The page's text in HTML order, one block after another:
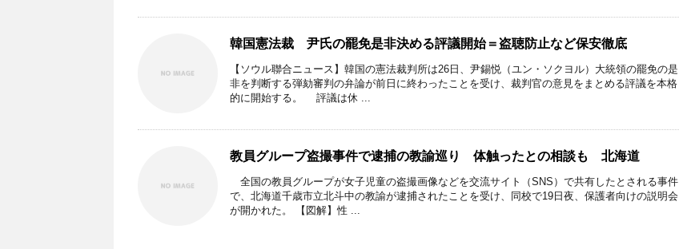
韓国憲法裁 尹氏の罷免是非決める評議開始＝盗聴防止など保安徹底
【ソウル聯合ニュース】韓国の憲法裁判所は26日、尹錫悦（ユン・ソクヨル）大統領の罷免の是
非を判断する弾劾審判の弁論が前日に終わったことを受け、裁判官の意見をまとめる評議を本格
的に開始する。 評議は休 ...
教員グループ盗撮事件で逮捕の教諭巡り 体触ったとの相談も 北海道
全国の教員グループが女子児童の盗撮画像などを交流サイト（SNS）で共有したとされる事件
で、北海道千歳市立北斗中の教諭が逮捕されたことを受け、同校で19日夜、保護者向けの説明会
が開かれた。 【図解】性 ...